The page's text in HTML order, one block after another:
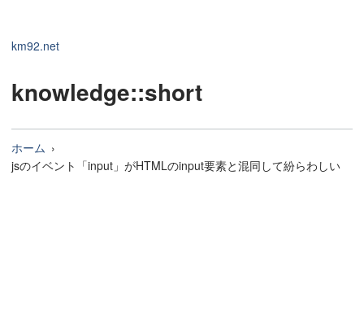
km92.net
knowledge::short
ホーム
jsのイベント「input」がHTMLのinput要素と混同して紛らわしい